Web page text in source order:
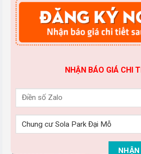
tầng hầm và cao từ 35 -39 tầng. Trong
Tòa G1, G2, G3:Cao 35 tầng: Mật
Tòa G4, G5:
Cao 39 tầng: Tầng 2
NHẬN BÁO GIÁ CHI